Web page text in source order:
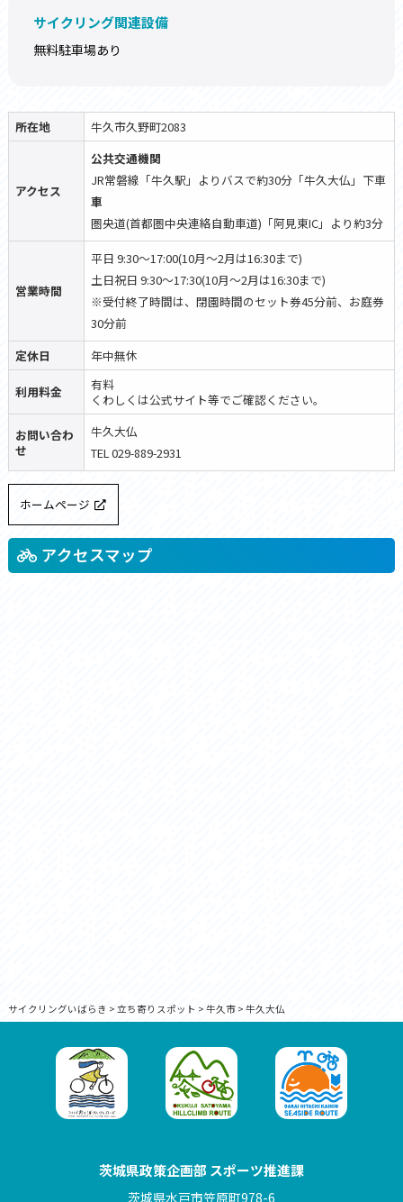
サイクリング関連設備
無料駐車場あり
所在地 牛久市久野町2083
アクセス
公共交通機関
JR常磐線「牛久駅」よりバスで約30分「牛久大仏」下車
車
圏央道(首都圏中央連絡自動車道)「阿見東IC」より約3分
営業時間
平日 9:30～17:00(10月～2月は16:30まで)
土日祝日 9:30～17:30(10月～2月は16:30まで)
※受付終了時間は、閉園時間のセット券45分前、お庭券
30分前
定休日
年中無休
利用料金
有料
くわしくは公式サイト等でご確認ください。
お問い合わ
せ
牛久大仏
TEL 029-889-2931
ホームページ
アクセスマップ
サイクリングいばらき > 立ち寄りスポット > 牛久市> 牛久大仏
茨城県政策企画部 スポーツ推進課
茨城県水戸市笠原町978-6